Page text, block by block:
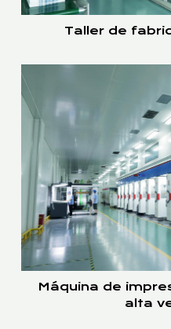
Taller de
Máquina de
alta